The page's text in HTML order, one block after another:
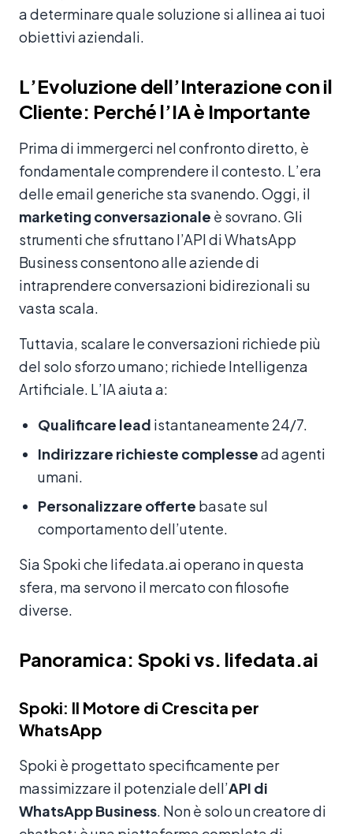
a determinare quale soluzione si allinea ai tuoi
obiettivi aziendali.
L’Evoluzione dell’Interazione con il
Cliente: Perché l’IA è Importante
Prima di immergerci nel confronto diretto, è
fondamentale comprendere il contesto. L’era
delle email generiche sta svanendo. Oggi, il
marketing conversazionale è sovrano. Gli
strumenti che sfruttano l’API di WhatsApp
Business consentono alle aziende di
intraprendere conversazioni bidirezionali su
vasta scala.
Tuttavia, scalare le conversazioni richiede più
del solo sforzo umano; richiede Intelligenza
Artificiale. L’IA aiuta a:
Qualificare lead istantaneamente 24/7.
Indirizzare richieste complessead agenti
umani.
Personalizzare offerte basate sul
comportamento dell’utente.
Sia Spoki che lifedata.ai operano in questa
sfera, ma servono il mercato con filosofie
diverse.
Panoramica: Spoki vs. lifedata.ai
Spoki: Il Motore di Crescita per
WhatsApp
Spoki è progettato specificamente per
massimizzare il potenziale dell’API di
WhatsApp Business. Non è solo un creatore di